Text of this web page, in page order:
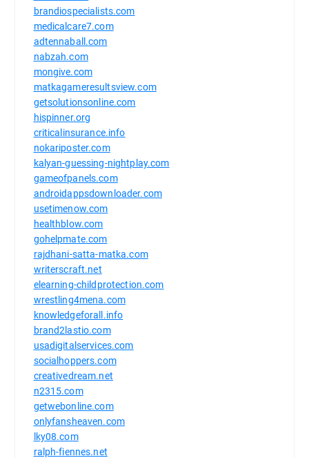
brandiospecialists.com
medicalcare7.com
adtennaball.com
nabzah.com
mongive.com
matkagameresultsview.com
getsolutionsonline.com
hispinner.org
criticalinsurance.info
nokariposter.com
kalyan-guessing-nightplay.com
gameofpanels.com
androidappsdownloader.com
usetimenow.com
healthblow.com
gohelpmate.com
rajdhani-satta-matka.com
writerscraft.net
elearning-childprotection.com
wrestling4mena.com
knowledgeforall.info
brand2lastio.com
usadigitalservices.com
socialhoppers.com
creativedream.net
n2315.com
getwebonline.com
onlyfansheaven.com
lky08.com
ralph-fiennes.net